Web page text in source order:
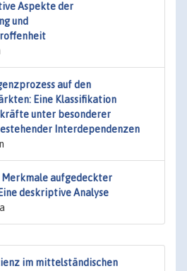
Aspekte der
und
auf den
Eine Klassifikation
unter besonderer
Interdependenzen
aufgedeckter
deskriptive Analyse
im mittelständischen